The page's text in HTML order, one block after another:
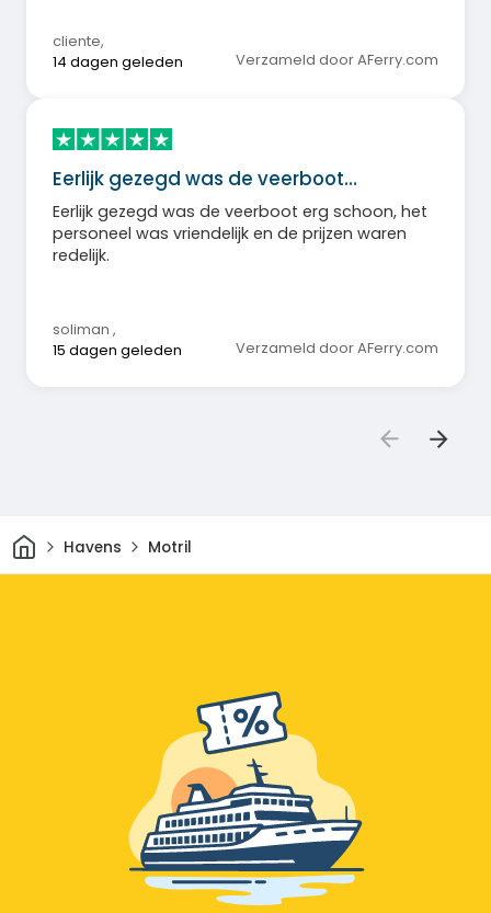
cliente,
14 dagen geleden
Verzameld door AFerry.com
Eerlijk gezegd was de veerboot…
Eerlijk gezegd was de veerboot erg schoon, het
personeel was vriendelijk en de prijzen waren
redelijk.
soliman ,
15 dagen geleden
Verzameld door AFerry.com
ThuisHavens Motril